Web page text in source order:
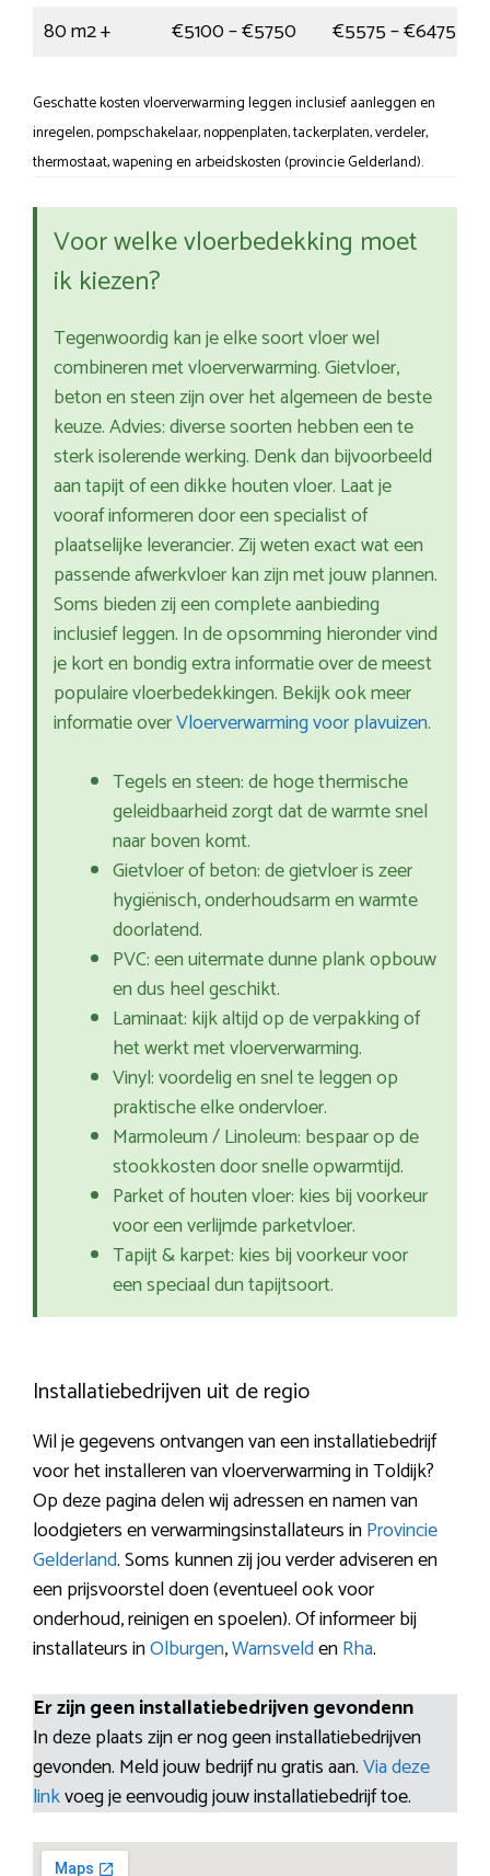
80 m2 +
€5100 – €5750 €5575 – €6475
Geschatte kosten vloerverwarming leggen inclusief aanleggen en
inregelen, pompschakelaar, noppenplaten, tackerplaten, verdeler,
thermostaat, wapening en arbeidskosten (provincie Gelderland).
Voor welke vloerbedekking moet
ik kiezen?
Tegenwoordig kan je elke soort vloer wel
combineren met vloerverwarming. Gietvloer,
beton en steen zijn over het algemeen de beste
keuze. Advies: diverse soorten hebben een te
sterk isolerende werking. Denk dan bijvoorbeeld
aan tapijt of een dikke houten vloer. Laat je
vooraf informeren door een specialist of
plaatselijke leverancier. Zij weten exact wat een
passende afwerkvloer kan zijn met jouw plannen.
Soms bieden zij een complete aanbieding
inclusief leggen. In de opsomming hieronder vind
je kort en bondig extra informatie over de meest
populaire vloerbedekkingen. Bekijk ook meer
informatie overVloerverwarming voor plavuizen.
Tegels en steen: de hoge thermische
geleidbaarheid zorgt dat de warmte snel
naar boven komt.
Gietvloer of beton: de gietvloer is zeer
hygiënisch, onderhoudsarm en warmte
doorlatend.
PVC: een uitermate dunne plank opbouw
en dus heel geschikt.
Laminaat: kijk altijd op de verpakking of
het werkt met vloerverwarming.
Vinyl: voordelig en snel te leggen op
praktische elke ondervloer.
Marmoleum / Linoleum: bespaar op de
stookkosten door snelle opwarmtijd.
Parket of houten vloer: kies bij voorkeur
voor een verlijmde parketvloer.
Tapijt & karpet: kies bij voorkeur voor
een speciaal dun tapijtsoort.
Installatiebedrijven uit de regio
Wil je gegevens ontvangen van een installatiebedrijf
voor het installeren van vloerverwarming in Toldijk?
Op deze pagina delen wij adressen en namen van
loodgieters en verwarmingsinstallateurs inProvincie
Gelderland. Soms kunnen zij jou verder adviseren en
een prijsvoorstel doen (eventueel ook voor
onderhoud, reinigen en spoelen). Of informeer bij
installateurs inOlburgen,WarnsveldenRha.
Er zijn geen installatiebedrijven gevondenn
In deze plaats zijn er nog geen installatiebedrijven
gevonden. Meld jouw bedrijf nu gratis aan.Via deze
linkvoeg je eenvoudig jouw installatiebedrijf toe.